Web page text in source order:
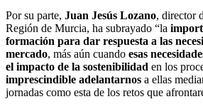
Por su parte, Juan Jesús Lozano, director
Región de Murcia, ha subrayado “la
formación para dar respuesta a las
mercado, más aún cuando esas
el impacto de la sostenibilidad en los
imprescindible adelantarnos a ellas
jornadas como esta de los retos que